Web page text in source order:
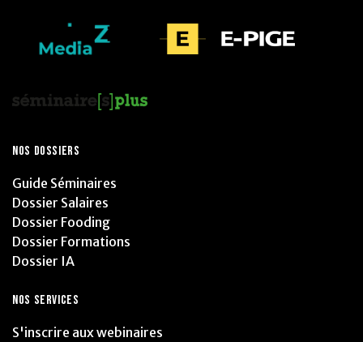
NOS DOSSIERS
Guide Séminaires
Dossier Salaires
Dossier Fooding
Dossier Formations
Dossier IA
NOS SERVICES
S'inscrire aux webinaires